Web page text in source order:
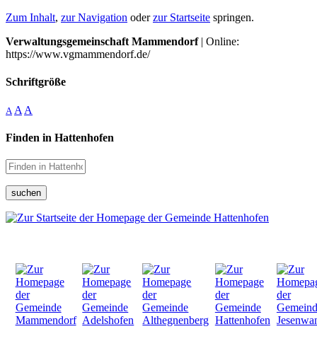
Zum Inhalt, zur Navigation oderzur Startseite springen.
Verwaltungsgemeinschaft Mammendorf| Online:
https://www.vgmammendorf.de/
Schriftgröße
A A A
Finden in Hattenhofen
suchen